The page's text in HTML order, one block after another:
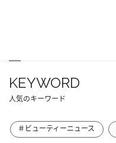
KEYWORD
人気のキーワード
＃ビューティーニュース